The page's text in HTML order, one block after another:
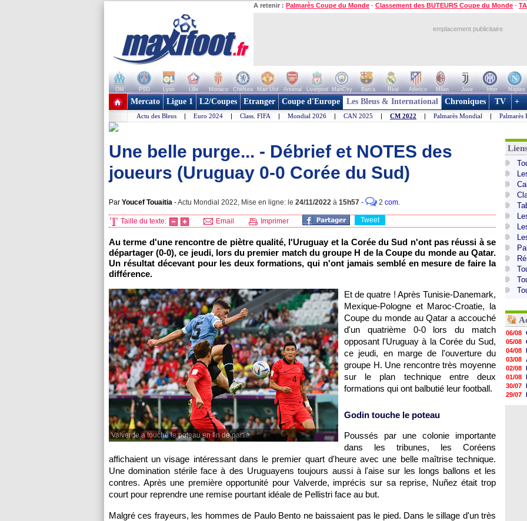
A retenir : Palmarès Coupe du Monde - Classement des BUTEURS Coupe du Monde -
emplacement publicitaire
OM PSG Lyon Lille Monaco Chelsea Man Utd Arsenal Liverpool ManCity Barca Real Atletico Milan Juve Inter Naples
+ de clubs
Mercato Ligue 1 L2/Coupes Etranger Coupe d'Europe Les Bleus & International Chroniques TV +
Actu des Bleus | Euro 2024 | Class. FIFA | Mondial 2026 | CAN 2025 | CM 2022 | Palmarès Mondial | Palmarès
Une belle purge... - Débrief et NOTES des
joueurs (Uruguay 0-0 Corée du Sud)
Par Youcef Touaitia -Actu Mondial 2022, Mise en ligne: le 24/11/2022 à 15h57 - 2 com.
Taille du texte: Email Imprimer Tweet
Au terme d'une rencontre de piètre qualité, l'Uruguay et la Corée du Sud n'ont pas réussi à se
départager (0-0), ce jeudi, lors du premier match du groupe H de la Coupe du monde au Qatar.
Un résultat décevant pour les deux formations, qui n'ont jamais semblé en mesure de faire la
différence.
Valverde a touché le poteau en fin de partie.
Et de quatre ! Après Tunisie-Danemark,
Mexique-Pologne et Maroc-Croatie, la
Coupe du monde au Qatar a accouché
d'un quatrième 0-0 lors du match
opposant l'Uruguay à la Corée du Sud,
ce jeudi, en marge de l'ouverture du
groupe H. Une rencontre très moyenne
sur le plan technique entre deux
formations qui ont balbutié leur football.
Godin touche le poteau
Poussés par une colonie importante
dans les tribunes, les Coréens
affichaient un visage intéressant dans le premier quart d'heure avec une belle maîtrise technique.
Une domination stérile face à des Uruguayens toujours aussi à l'aise sur les longs ballons et les
contres. Après une première opportunité pour Valverde, imprécis sur sa reprise, Nuñez était trop
court pour reprendre une remise pourtant idéale de Pellistri face au but.
Malgré ces frayeurs, les hommes de Paulo Bento ne baissaient pas le pied. Dans le sillage d'un très
06/08
05/08
04/08
03/08
02/08
01/08
30/07
29/07